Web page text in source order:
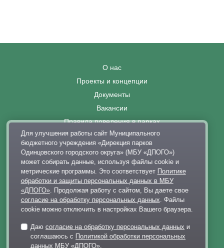
О нас
Проекты и концепции
Документы
Вакансии
Правила поведения в парках
Выставка современного искусства
Афиша
Парковки
Контакты
+7 495 128-02-06
dp@odinparki.ru
Версия для слабовидящих
Для улучшения работы сайт Муниципального
бюджетного учреждения «Дирекция парков
Одинцовского городского округа» (МБУ «ДПОГО»)
может собирать данные, используя файлы cookie и
метрические программы. Это соответствует Политике
обработки и защиты персональных данных в МБУ
«ДПОГО». Продолжая работу с сайтом, Вы даете свое
согласие на обработку персональных данных. Файлы
cookie можно отключить в настройках Вашего браузера.
Даюсогласие на обработку персональных данных и
соглашаюсь с Политикой обработки персональных
данных МБУ «ДПОГО».